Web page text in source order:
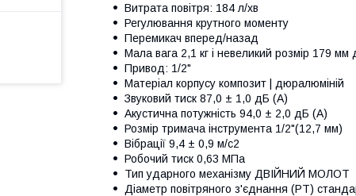
Витрата повітря: 184 л/хв
Регулювання крутного моменту
Перемикач вперед/назад
Мала вага 2,1 кг і невеликий розмір 179
Привод: 1/2"
Матеріал корпусу композит | дюралюміній
Звуковий тиск 87,0 ± 1,0 дБ (А)
Акустична потужність 94,0 ± 2,0 дБ (А)
Розмір тримача інструмента 1/2"(12,7 мм)
Вібрації 9,4 ± 0,9 м/с2
Робочий тиск 0,63 МПа
Тип ударного механізму ДВІЙНИЙ МОЛОТ
Діаметр повітряного з'єднання (PT)